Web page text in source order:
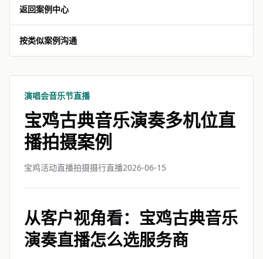
返回案例中心
按类似案例沟通
演唱会音乐节直播
宝鸡古典音乐演奏多机位直
播拍摄案例
宝鸡活动直播拍摄摄行直播2026-06-15
从客户视角看：宝鸡古典音乐
演奏直播怎么选服务商